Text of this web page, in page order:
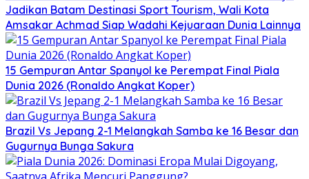
Jadikan Batam Destinasi Sport Tourism, Wali Kota
Amsakar Achmad Siap Wadahi Kejuaraan Dunia Lainnya
15 Gempuran Antar Spanyol ke Perempat Final Piala
Dunia 2026 (Ronaldo Angkat Koper)
Brazil Vs Jepang 2-1 Melangkah Samba ke 16 Besar dan
Gugurnya Bunga Sakura